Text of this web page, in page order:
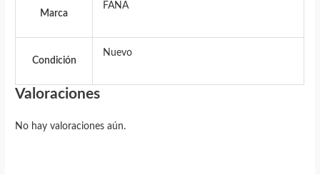
Marca
FANA
Condición
Nuevo
Valoraciones
No hay valoraciones aún.